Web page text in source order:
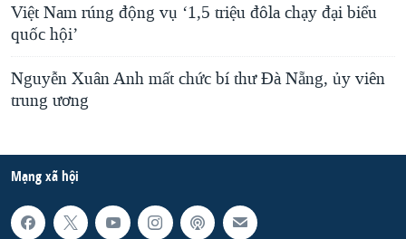
Việt Nam rúng động vụ ‘1,5 triệu đôla chạy đại biểu
quốc hội’
Nguyễn Xuân Anh mất chức bí thư Đà Nẵng, ủy viên
trung ương
Mạng xã hội